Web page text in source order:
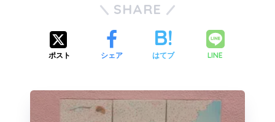
SHARE
ポスト シェア はてブ LINE